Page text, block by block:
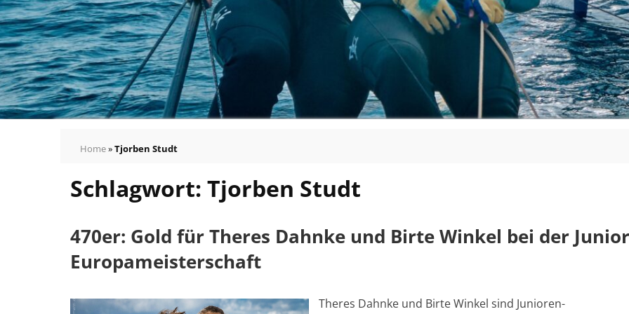
Home»Tjorben Studt
Schlagwort: Tjorben Studt
470er: Gold für Theres Dahnke und Birte Winkel bei der
Europameisterschaft
Theres Dahnke und Birte Winkel sind Junioren-